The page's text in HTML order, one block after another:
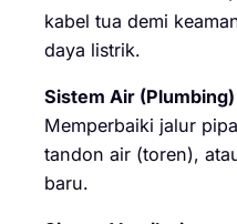
kabel tua demi
daya listrik.
Sistem Air (Plumbing)
Memperbaiki jalur
tandon air (toren),
baru.